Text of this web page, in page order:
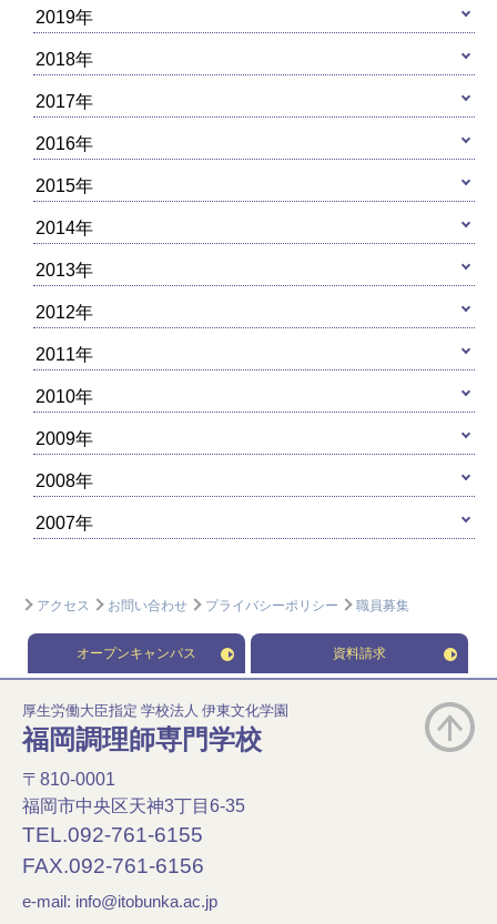
2019年
2018年
2017年
2016年
2015年
2014年
2013年
2012年
2011年
2010年
2009年
2008年
2007年
アクセス お問い合わせ プライバシーポリシー 職員募集
オープンキャンパス 資料請求
厚生労働大臣指定 学校法人 伊東文化学園
福岡調理師専門学校
〒810-0001
福岡市中央区天神3丁目6-35
TEL.092-761-6155
FAX.092-761-6156
e-mail: info@itobunka.ac.jp